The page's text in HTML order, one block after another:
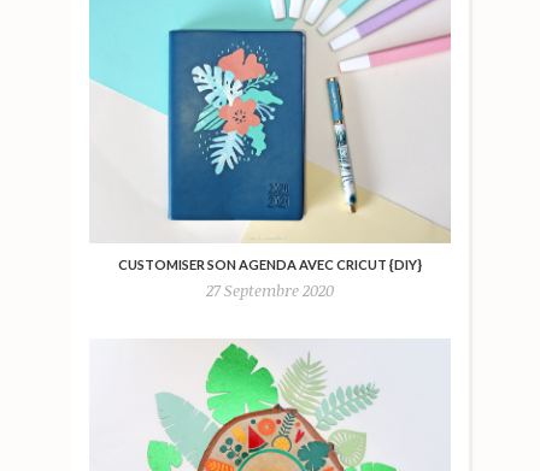
CUSTOMISER SON AGENDA AVEC CRICUT {DIY}
27 Septembre 2020